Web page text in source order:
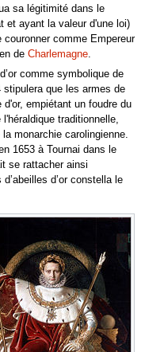
sa légitimité dans le
et ayant la valeur d'une loi)
comme Empereur
de Charlemagne.
comme symbolique de
que les armes de
empiétant un foudre du
traditionnelle,
monarchie carolingienne.
1653 à Tournai dans le
se rattacher ainsi
d’or constella le